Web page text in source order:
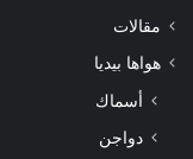
مقالات
هواها بيديا
أسماك
دواجن